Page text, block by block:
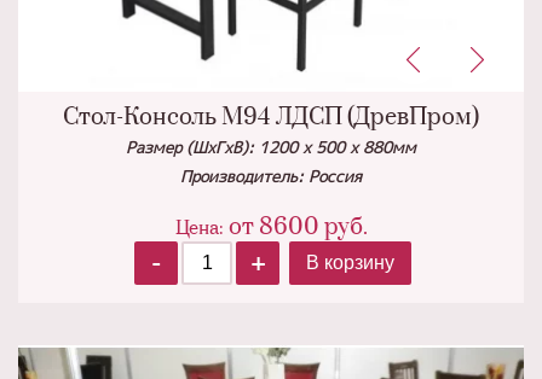
Стол-Консоль М94 ЛДСП (ДревПром)
Размер (ШхГхВ): 1200 х 500 х 880мм
Производитель: Россия
Цена: от 8600 руб.
-
+ В корзину